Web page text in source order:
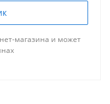
магазина и может